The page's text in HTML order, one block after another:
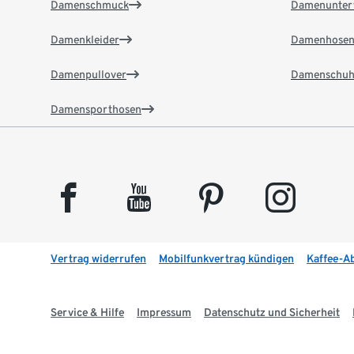
Damenschmuck
Damenkleider
Damenpullover
Damensporthosen
Damenhosen
facebook youtube pinterest instagram
Vertrag widerrufen Mobilfunkvertrag kündigen Kaffee-
Service & Hilfe Impressum Datenschutz und Sicherheit